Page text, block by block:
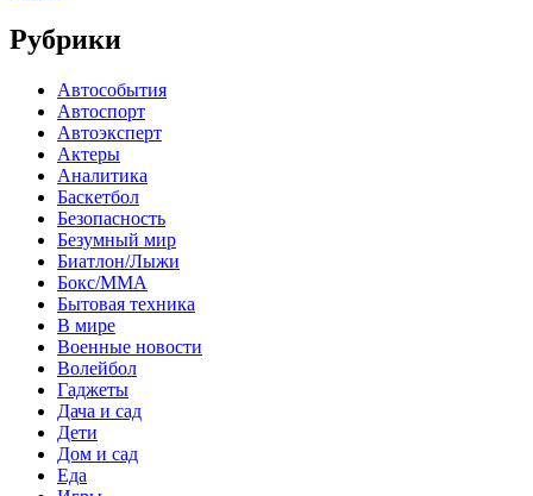
Рубрики
Автособытия
Автоспорт
Автоэксперт
Актеры
Аналитика
Баскетбол
Безопасность
Безумный мир
Биатлон/Лыжи
Бокс/MMA
Бытовая техника
В мире
Военные новости
Волейбол
Гаджеты
Дача и сад
Дети
Дом и сад
Еда